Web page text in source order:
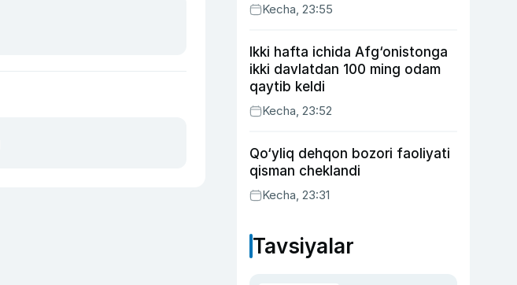
Kecha, 23:55
Ikki hafta ichida Afg‘onistonga
ikki davlatdan 100 ming odam
qaytib keldi
Kecha, 23:52
Qo‘yliq dehqon bozori faoliyati
qisman cheklandi
Kecha, 23:31
Tavsiyalar